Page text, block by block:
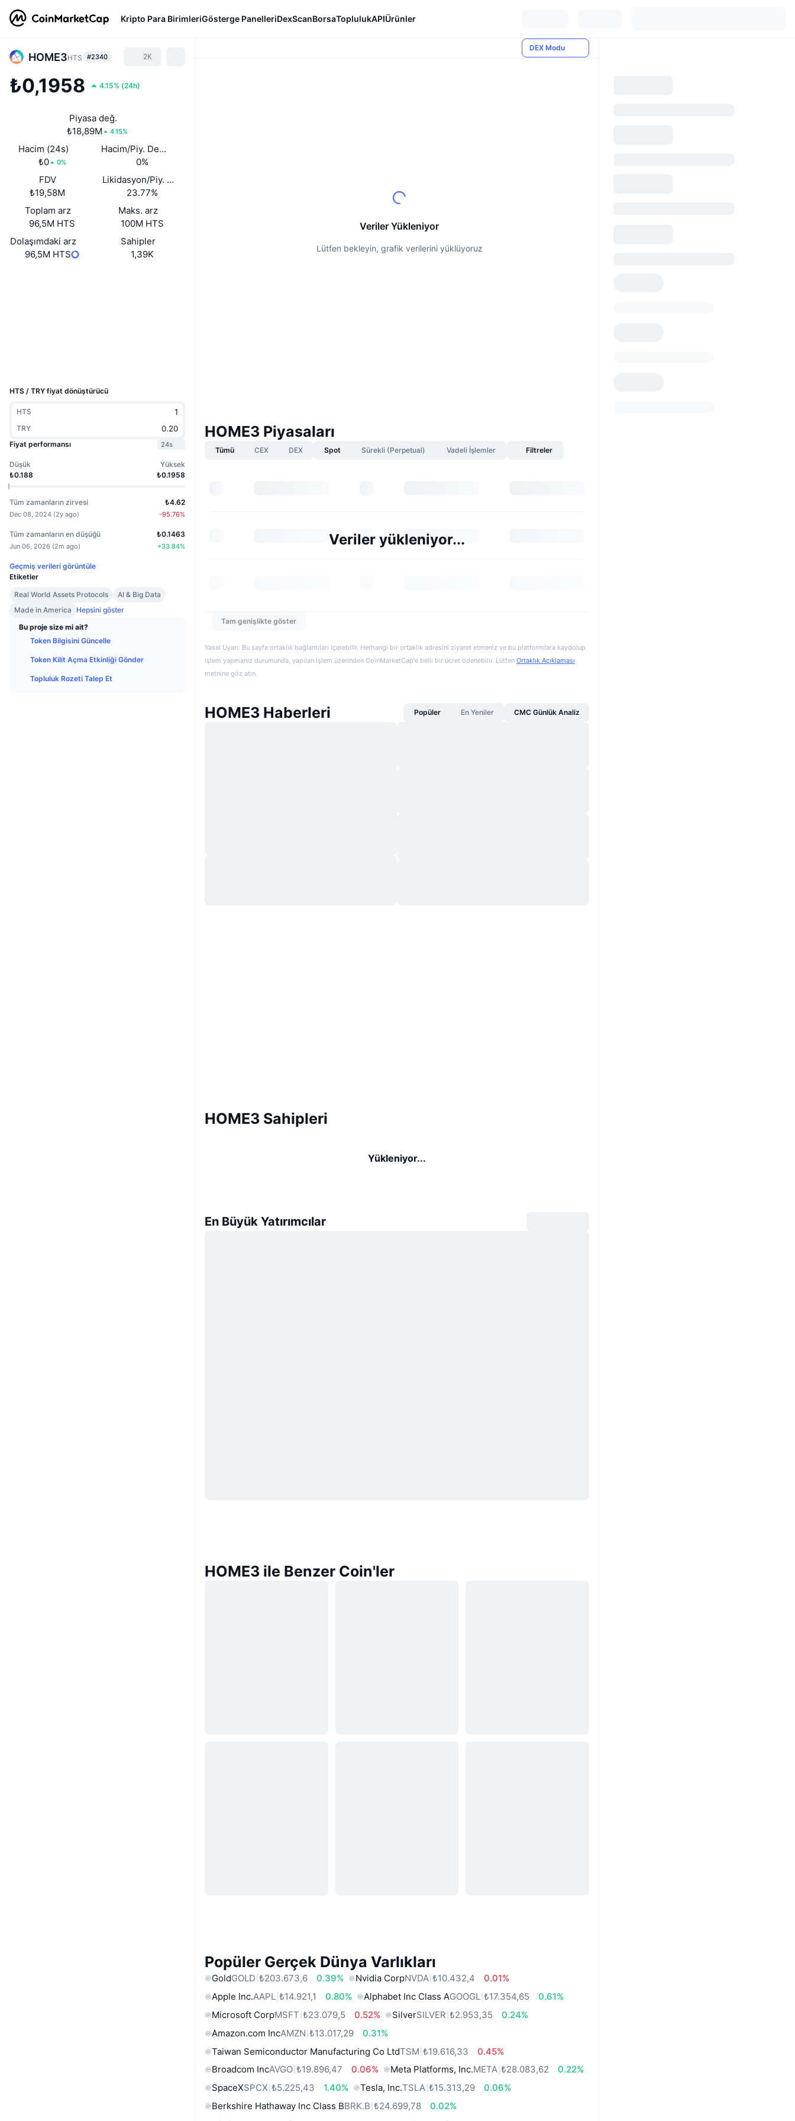
Kripto Para BirimleriGösterge PanelleriDexScanBorsaToplulukAPIÜrünler
HOME3HTS #2340 2K
₺0,1958 4.15% (24h)
Piyasa değ.
₺18,89M
4.15%
Hacim (24s)
₺0
0%
Hacim/Piy. Değ. (24s)
0%
FDV
₺19,58M
Likidasyon/Piy. Değ.
23.77%
Toplam arz
96,5M HTS
Maks. arz
100M HTS
Dolaşımdaki arz
96,5M HTS
Sahipler
1,39K
HTS / TRY fiyat dönüştürücü
HTS
TRY
Fiyat performansı
24s
Düşük
₺0.188
Yüksek
₺0.1958
Tüm zamanların zirvesi
Dec 08, 2024 (2y ago)
₺4.62
-95.76%
Tüm zamanların en düşüğü
Jun 06, 2026 (2m ago)
₺0.1463
+33.84%
Geçmiş verileri görüntüle
Etiketler
Real World Assets Protocols
AI & Big Data
Made in America
Hepsini göster
Bu proje size mi ait?
Token Bilgisini Güncelle
Token Kilit Açma Etkinliği Gönder
Topluluk Rozeti Talep Et
DEX Modu
Veriler Yükleniyor
Lütfen bekleyin, grafik verilerini yüklüyoruz
HOME3 Piyasaları
Tümü CEX DEX Spot Sürekli (Perpetual) Vadeli İşlemler Filtreler
Veriler yükleniyor...
Tam genişlikte göster
Yasal Uyarı: Bu sayfa ortaklık bağlantıları içerebilir. Herhangi bir ortaklık adresini ziyaret etmeniz ve bu platformlara kaydolup
işlem yapmanız durumunda, yapılan işlem üzerinden CoinMarketCap'e belli bir ücret ödenebilir. Lütfen Ortaklık Açıklaması
metnine göz atın.
HOME3 Haberleri Popüler En Yeniler CMC Günlük Analiz
HOME3 Sahipleri
Yükleniyor...
En Büyük Yatırımcılar
HOME3 ile Benzer Coin'ler
Popüler Gerçek Dünya Varlıkları
GoldGOLD ₺203.673,6 0.39% Nvidia CorpNVDA ₺10.432,4
0.01%
Apple Inc.AAPL ₺14.921,1 0.80% Alphabet Inc Class AGOOGL ₺17.354,65
0.61%
Microsoft CorpMSFT ₺23.079,5 0.52% SilverSILVER ₺2.953,35
0.24%
Amazon.com IncAMZN ₺13.017,29
0.31%
Taiwan Semiconductor Manufacturing Co LtdTSM ₺19.616,33
0.45%
Broadcom IncAVGO ₺19.896,47 0.06% Meta Platforms, Inc.META ₺28.083,62
0.22%
SpaceXSPCX ₺5.225,43 1.40% Tesla, Inc.TSLA ₺15.313,29
0.06%
Berkshire Hathaway Inc Class BBRK.B ₺24.699,78
0.02%